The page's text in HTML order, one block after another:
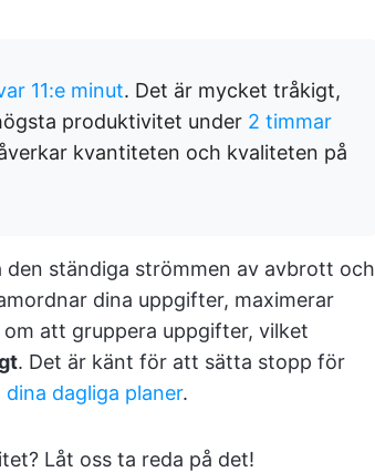
11:e minut. Det är mycket tråkigt,
produktivitet under 2 timmar
kvantiteten och kvaliteten på
den ständiga strömmen av avbrott och
dina uppgifter, maximerar
att gruppera uppgifter, vilket
. Det är känt för att sätta stopp för
dina dagliga planer.
Låt oss ta reda på det!